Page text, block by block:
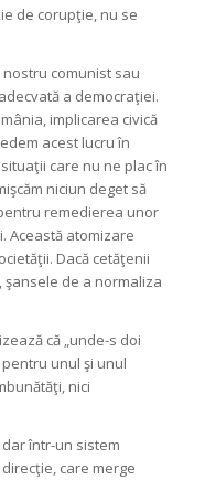
de corupţie, nu se
comunist sau
a democraţiei.
implicarea civică
acest lucru în
care nu ne plac în
niciun deget să
remedierea unor
Această atomizare
Dacă cetăţenii
de a normaliza
că „unde-s doi
unul şi unul
nici
într-un sistem
care merge